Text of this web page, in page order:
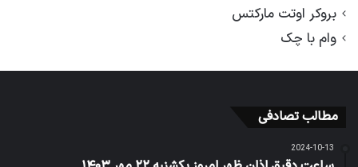
بروکر اوتت مارکتس
وام با چک
مطالب تصادفی
2024-10-13